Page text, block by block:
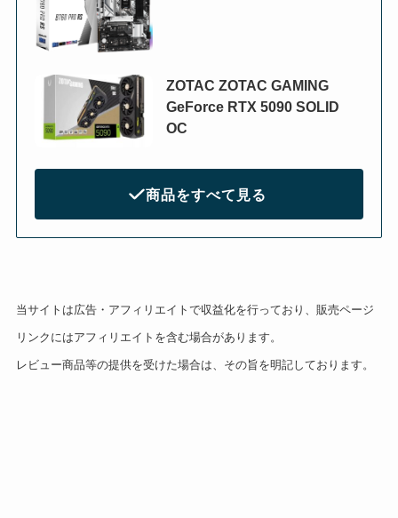
ZOTAC ZOTAC GAMING
GeForce RTX 5090 SOLID
OC
商品をすべて見る
当サイトは広告・アフィリエイトで収益化を行っており、販売ページ
リンクにはアフィリエイトを含む場合があります。
レビュー商品等の提供を受けた場合は、その旨を明記しております。